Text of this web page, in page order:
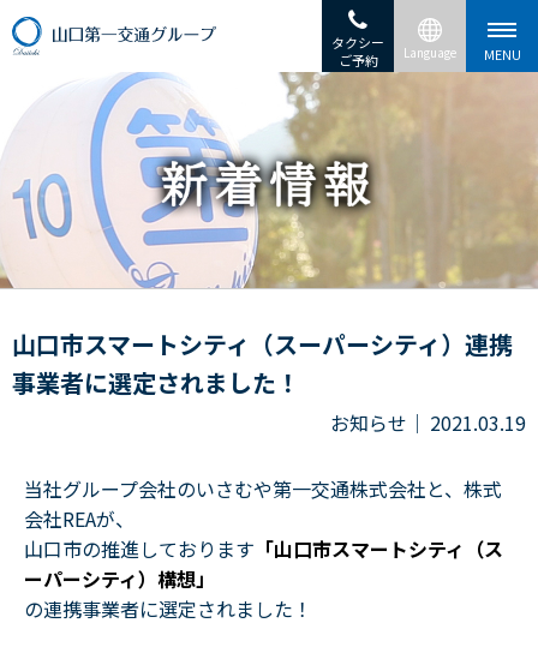
タクシー
ご予約
山口市スマートシティ（スーパーシティ）連携
事業者に選定されました！
お知らせ 2021.03.19
当社グループ会社のいさむや第一交通株式会社と、株式
会社REAが、
山口市の推進しております 「山口市スマートシティ（ス
ーパーシティ）構想」
の連携事業者に選定されました！